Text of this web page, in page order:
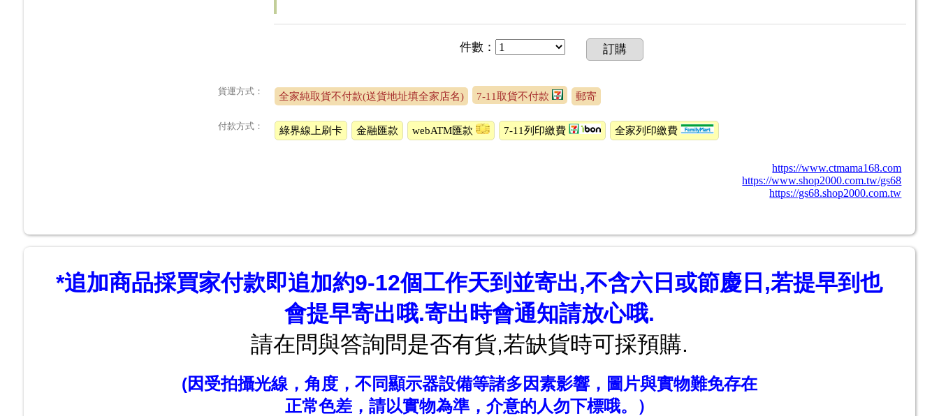
件數 ： 訂購
貨運方式： 全家純取貨不付款(送貨地址填全家店名) 7-11取貨不付款 郵寄
付款方式： 綠界線上刷卡 金融匯款 webATM匯款 7-11列印繳費 全家列印繳費
https://www.ctmama168.com
https://www.shop2000.com.tw/gs68
https://gs68.shop2000.com.tw
*追加商品採買家付款即追加約9-12個工作天到並寄出,不含六日或節慶日,若提早到也
會提早寄出哦.寄出時會通知請放心哦.
請在問與答詢問是否有貨,若缺貨時可採預購.
(因受拍攝光線，角度，不同顯示器設備等諸多因素影響，圖片與實物難免存在
正常色差，請以實物為準，介意的人勿下標哦。）